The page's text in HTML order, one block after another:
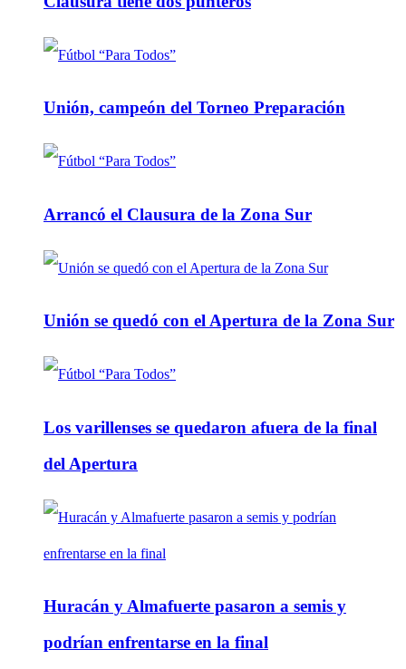
Unión, campeón del Torneo Preparación
Arrancó el Clausura de la Zona Sur
Unión se quedó con el Apertura de la Zona Sur
Los varillenses se quedaron afuera de la final
del Apertura
Huracán y Almafuerte pasaron a semis y
podrían enfrentarse en la final